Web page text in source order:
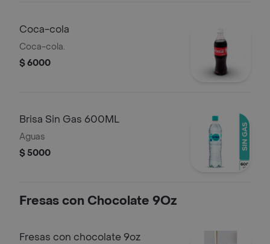
Coca-cola
Coca-cola.
$ 6000
Brisa Sin Gas 600ML
Aguas
$ 5000
Fresas con Chocolate 9Oz
Fresas con chocolate 9oz